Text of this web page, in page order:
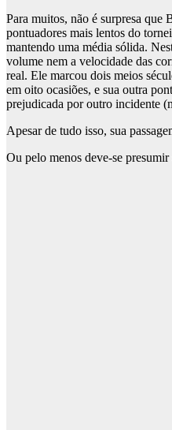
Para muitos, não é surpresa que
pontuadores mais lentos do
mantendo uma média sólida.
volume nem a velocidade das
real. Ele marcou dois meios
em oito ocasiões, e sua outra
prejudicada por outro incidente
Apesar de tudo isso, sua
Ou pelo menos deve-se